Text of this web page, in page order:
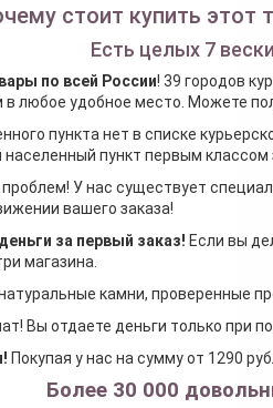
стоит купить этот
Есть целых 7
по всей России! 39 городов
любое удобное место. Можете
пункта нет в списке
пункт первым классом
У нас существует
вашего заказа!
за первый заказ! Если вы
магазина.
камни, проверенные
Вы отдаете деньги только при
! Покупая у нас на сумму от 1290
Более 30 000